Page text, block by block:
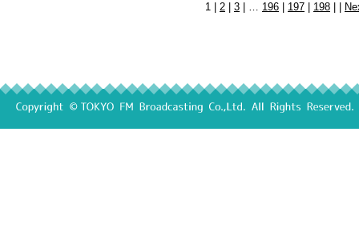
1 | 2 3 | … 196 197 198